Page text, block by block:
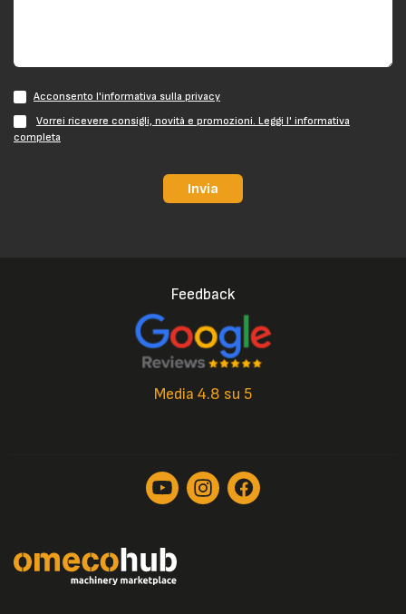
Acconsento l'informativa sulla privacy
Vorrei ricevere consigli, novità e promozioni. Leggi l' informativa
completa
Invia
Feedback
Media 4.8 su 5